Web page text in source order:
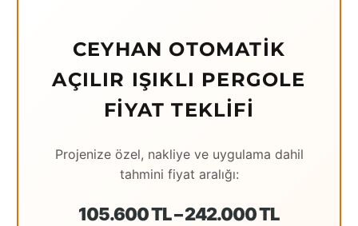
CEYHAN OTOMATIK
AÇILIR IŞIKLI PERGOLE
FIYAT TEKLIFI
Projenize özel, nakliye ve uygulama dahil
tahmini fiyat aralığı:
105.600 TL – 242.000 TL
Erzincan
Erzrum
Hatay